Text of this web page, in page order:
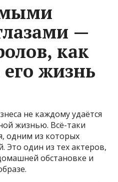
—
как
жизнь
не каждому удаётся
жизнью. Всё-таки
одним из которых
Это один из тех актеров,
обстановке и